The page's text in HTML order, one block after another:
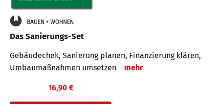
BAUEN + WOHNEN
Das Sanierungs-Set
Gebäudechek, Sanierung planen, Finanzierung klären,
Umbaumaßnahmen umsetzen
mehr
16,90 €